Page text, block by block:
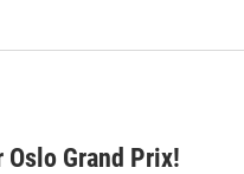
Grand Prix!